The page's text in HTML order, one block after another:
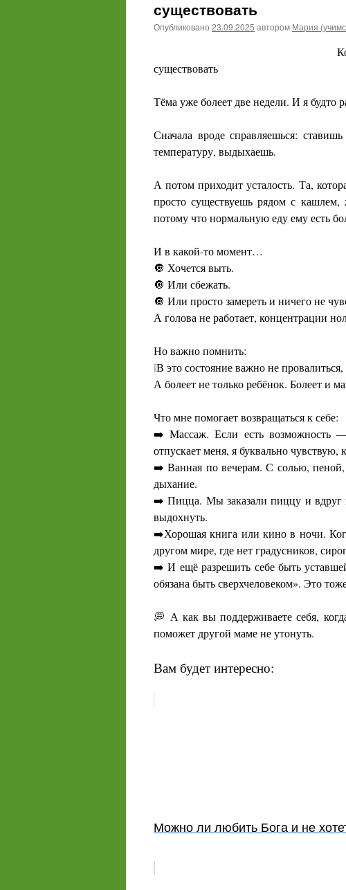
существовать
Опубликовано 23.09.2025 автором Мария
существовать
Тёма уже болеет две недели. И я будто
Сначала вроде справляешься:
температуру, выдыхаешь.
А потом приходит усталость. Та,
просто существуешь рядом с
потому что нормальную еду ему есть
И в какой-то момент…
🔘 Хочется выть.
🔘 Или сбежать.
🔘 Или просто замереть и ничего не
А голова не работает, концентрации
Но важно помнить:
❕В это состояние важно не
А болеет не только ребёнок. Болеет и
Что мне помогает возвращаться к себе:
➡️ Массаж. Если есть возможность —
отпускает меня, я буквально чувствую,
➡️ Ванная по вечерам. С солью,
дыхание.
➡️ Пицца. Мы заказали пиццу и вдруг
выдохнуть.
➡️Хорошая книга или кино в ночи.
другом мире, где нет градусников,
➡️ И ещё разрешить себе быть
обязана быть сверхчеловеком». Это
💭 А как вы поддерживаете себя,
поможет другой маме не утонуть.
Вам будет интересно:
Можно ли любить Бога и не